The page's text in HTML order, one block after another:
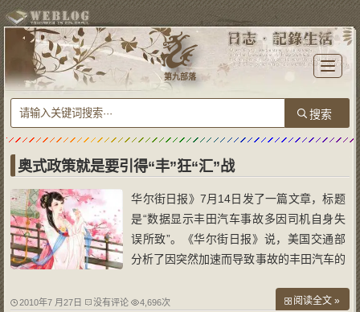
T
o
l
e
n
i
n
第九部落
奥式政策就是要引得“丰”狂“汇”战
华尔街日报》7月14日发了一篇文章，标题
是“数据显示丰田汽车事故多因司机自身失
误所致”。《华尔街日报》说，美国交通部
分析了因突然加速而导致事故的丰田汽车的
候，油门是开着的，没有踩刹车。这个结果
2010年7 月27日 没有评论 4,696次 阅读全文 »